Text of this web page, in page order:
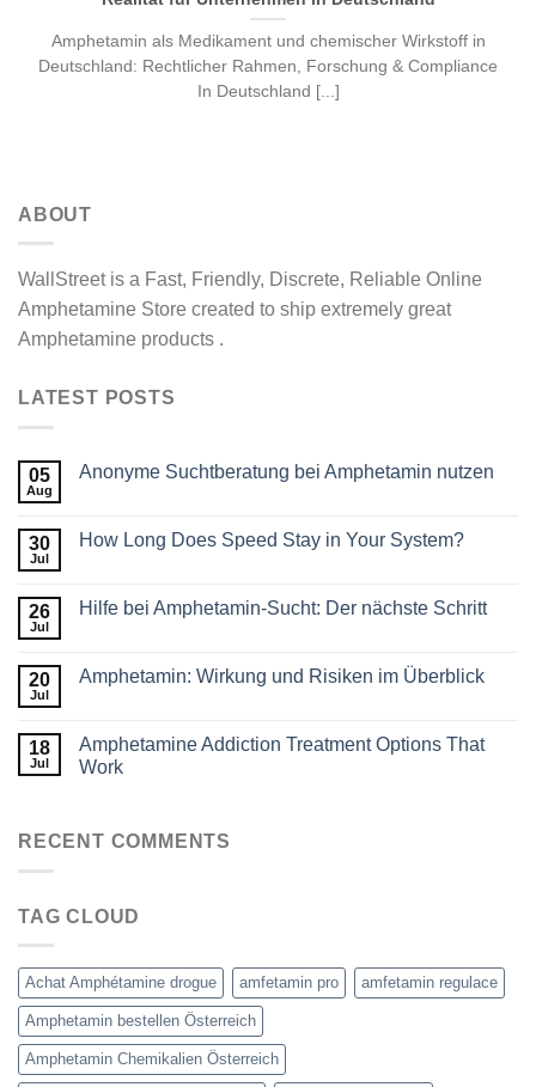
Amphetamin als Medikament und chemischer Wirkstoff in
Deutschland: Rechtlicher Rahmen, Forschung & Compliance
In Deutschland [...]
ABOUT
WallStreet is a Fast, Friendly, Discrete, Reliable Online
Amphetamine Store created to ship extremely great
Amphetamine products .
LATEST POSTS
05
Aug
Anonyme Suchtberatung bei Amphetamin nutzen
30
Jul
How Long Does Speed Stay in Your System?
26
Jul
Hilfe bei Amphetamin-Sucht: Der nächste Schritt
20
Jul
Amphetamin: Wirkung und Risiken im Überblick
18
Jul
Amphetamine Addiction Treatment Options That
Work
RECENT COMMENTS
TAG CLOUD
Achat Amphétamine drogue amfetamin pro amfetamin regulace
Amphetamin bestellen Österreich
Amphetamin Chemikalien Österreich